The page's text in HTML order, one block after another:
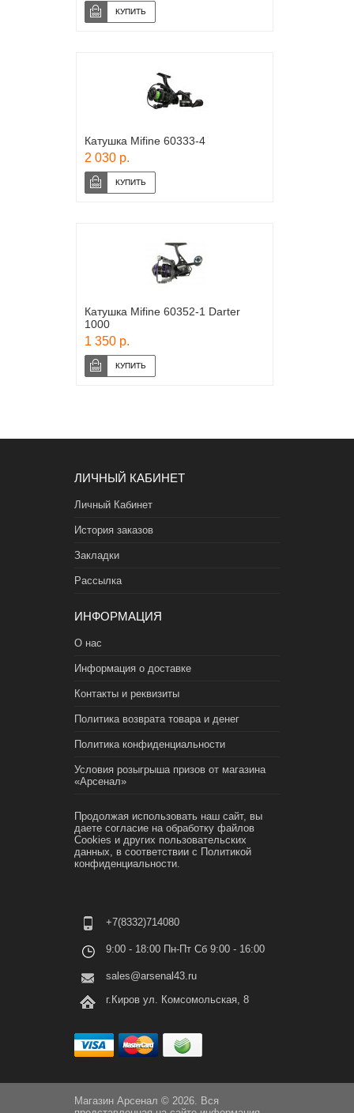
Катушка Mifine 60333-4
2 030 р.
Катушка Mifine 60352-1 Darter
1000
1 350 р.
ЛИЧНЫЙ КАБИНЕТ
Личный Кабинет
История заказов
Закладки
Рассылка
ИНФОРМАЦИЯ
О нас
Информация о доставке
Контакты и реквизиты
Политика возврата товара и денег
Политика конфиденциальности
Условия розыгрыша призов от магазина
«Арсенал»
Продолжая использовать наш сайт, вы
даете согласие на обработку файлов
Cookies и других пользовательских
данных, в соответствии с Политикой
конфиденциальности.
+7(8332)714080
9:00 - 18:00 Пн-Пт Сб 9:00 - 16:00
sales@arsenal43.ru
г.Киров ул. Комсомольская, 8
Магазин Арсенал © 2026. Вся